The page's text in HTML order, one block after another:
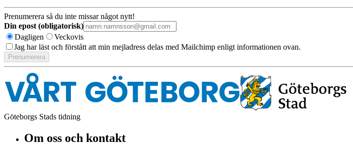
Prenumerera så du inte missar något nytt!
Din epost (obligatorisk)
Dagligen
Veckovis
Jag har läst och förstått att min mejladress delas med Mailchimp enligt informationen ovan.
Göteborgs Stads tidning
Om oss och kontakt